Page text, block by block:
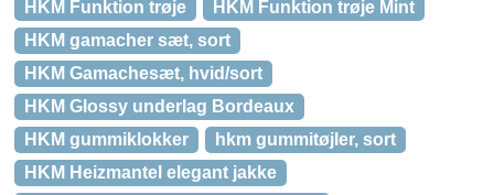
HKM Funktion trøje
HKM Funktion trøje Mint
HKM gamacher sæt, sort
HKM Gamachesæt, hvid/sort
HKM Glossy underlag Bordeaux
HKM gummiklokker
hkm gummitøjler, sort
HKM Heizmantel elegant jakke